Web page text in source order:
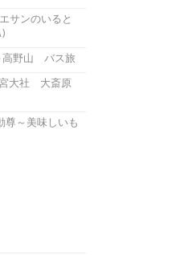
サンのいると
高野山 バス旅
大社 大斎原
尊～美味しいも